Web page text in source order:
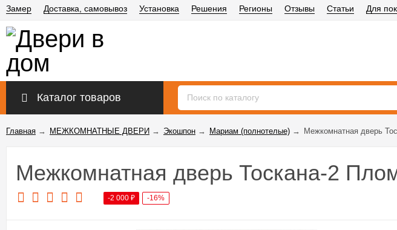
Замер Доставка, самовывоз Установка Решения Регионы Отзывы Статьи Для
Каталог товаров
Главная → МЕЖКОМНАТНЫЕ ДВЕРИ → Экошпон → Мариам (полнотелые) → Межкомнатная дверь
Межкомнатная дверь Тоскана-2
-2 000 ₽ -16%